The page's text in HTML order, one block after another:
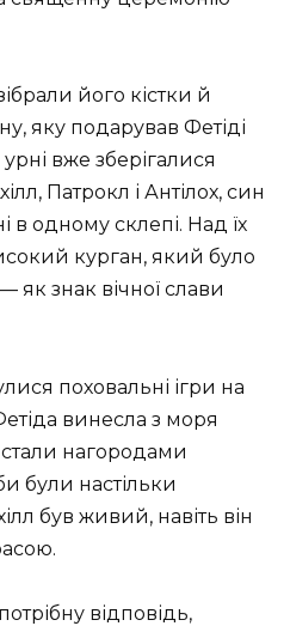
його кістки й
яку подарував Фетіді
вже зберігалися
Патрокл і Антілох, син
в одному склепі. Над їх
курган, який було
знак вічної слави
поховальні ігри на
винесла з моря
стали нагородами
були настільки
був живий, навіть він
відповідь,